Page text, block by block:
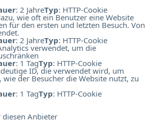
: 2 JahreTyp: HTTP-Cookie
wie oft ein Benutzer eine Website
für den ersten und letzten Besuch. Von
: 2 JahreTyp: HTTP-Cookie
verwendet, um die
: 1 TagTyp: HTTP-Cookie
ID, die verwendet wird, um
wie der Besucher die Website nutzt, zu
: 1 TagTyp: HTTP-Cookie
diesen Anbieter